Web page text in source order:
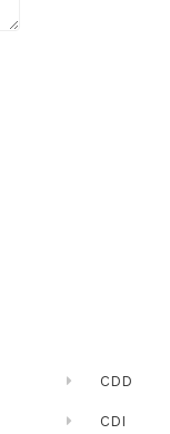
CDD
CDI